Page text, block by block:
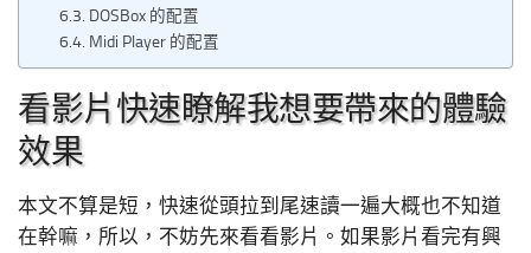
DOSBox 的配置
Midi Player 的配置
看影片快速瞭解我想要帶來的體驗
效果
本文不算是短，快速從頭拉到尾速讀一遍大概也不知道
在幹嘛，所以，不妨先來看看影片。如果影片看完有興